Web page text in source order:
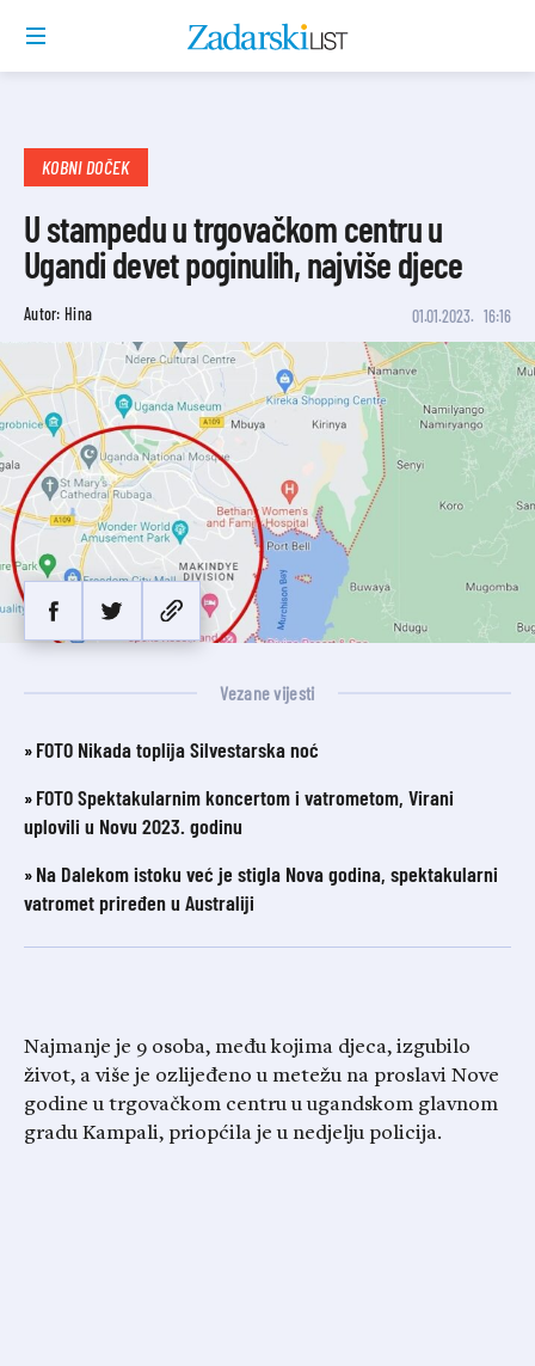
KOBNI DOČEK
U stampedu u trgovačkom centru u
Ugandi devet poginulih, najviše djece
Autor: Hina 01.01.2023. 16:16
Vezane vijesti
FOTO Nikada toplija Silvestarska noć
FOTO Spektakularnim koncertom i vatrometom, Virani
uplovili u Novu 2023. godinu
Na Dalekom istoku već je stigla Nova godina, spektakularni
vatromet priređen u Australiji
Najmanje je 9 osoba, među kojima djeca, izgubilo
život, a više je ozlijeđeno u metežu na proslavi Nove
godine u trgovačkom centru u ugandskom glavnom
gradu Kampali, priopćila je u nedjelju policija.